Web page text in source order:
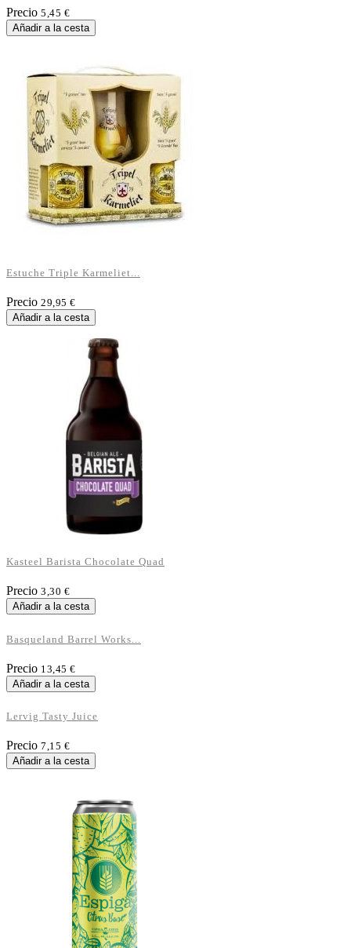
Precio 5,45 €
Añadir a la cesta
Estuche Triple Karmeliet...
Precio 29,95 €
Añadir a la cesta
Kasteel Barista Chocolate Quad
Precio 3,30 €
Añadir a la cesta
Basqueland Barrel Works...
Precio 13,45 €
Añadir a la cesta
Lervig Tasty Juice
Precio 7,15 €
Añadir a la cesta